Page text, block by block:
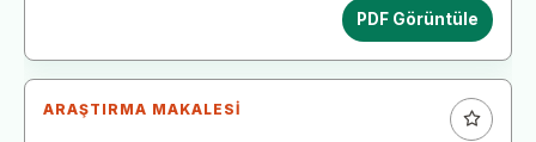
PDF Görüntüle
ARAŞTIRMA MAKALESI